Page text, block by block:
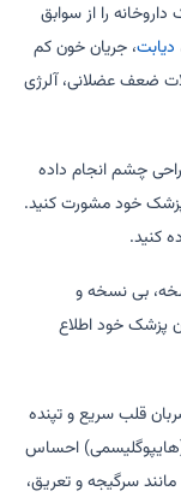
را از سوابق
دیابت، جریان خون کم
ضعف عضلانی، آلرژی
چشم انجام داده
پزشک خود مشورت کنید.
کنید.
بی نسخه و
پزشک خود اطلاع
قلب سریع و تپنده
احساس
سرگیجه و تعریق،